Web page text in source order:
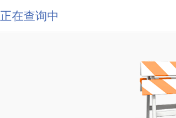
正在查询中